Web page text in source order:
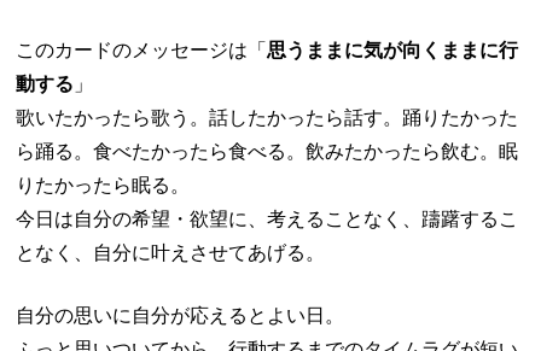
このカードのメッセージは「思うままに気が向くままに行
動する 」
歌いたかったら歌う。話したかったら話す。踊りたかった
ら踊る。食べたかったら食べる。飲みたかったら飲む。眠
りたかったら眠る。
今日は自分の希望・欲望に、考えることなく、躊躇するこ
となく、自分に叶えさせてあげる。
自分の思いに自分が応えるとよい日。